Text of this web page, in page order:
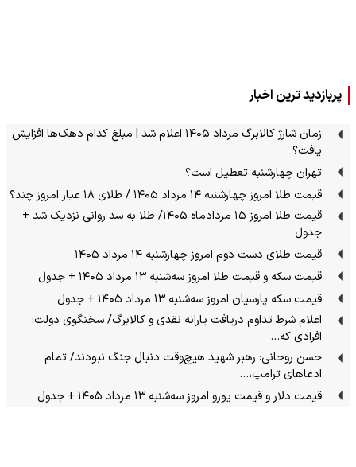
پربازدید ترین اخبار
زمان شارژ کالابرگ مرداد ۱۴۰۵ اعلام شد | مبلغ کدام دهک‌ها افزایش
یافت؟
تهران چهارشنبه تعطیل است؟
قیمت طلا امروز چهارشنبه ۱۴ مرداد ۱۴۰۵ / طلای ۱۸ عیار امروز چند؟
قیمت طلا امروز ۱۵ مردادماه ۱۴۰۵/ طلا به سد روانی نزدیک شد +
جدول
قیمت طلای دست دوم امروز چهارشنبه ۱۴ مرداد ۱۴۰۵
قیمت سکه و قیمت طلا امروز سه‌شنبه ۱۳ مرداد ۱۴۰۵ + جدول
قیمت سکه پارسیان امروز سه‌شنبه ۱۳ مرداد ۱۴۰۵ + جدول
اعلام شرط تداوم دریافت یارانه نقدی و کالابرگ/ سخنگوی دولت:
افرادی که…
حسن روحانی: رهبر شهید هیچ‌وقت دنبال جنگ نبودند/ تمام
ادعاهای ترامپ،…
قیمت دلار و قیمت یورو امروز سه‌شنبه ۱۳ مرداد ۱۴۰۵ + جدول